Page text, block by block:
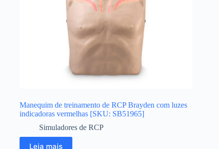
Manequim de treinamento de RCP Brayden com luzes
indicadoras vermelhas [SKU: SB51965]
Simuladores de RCP
Leia mais